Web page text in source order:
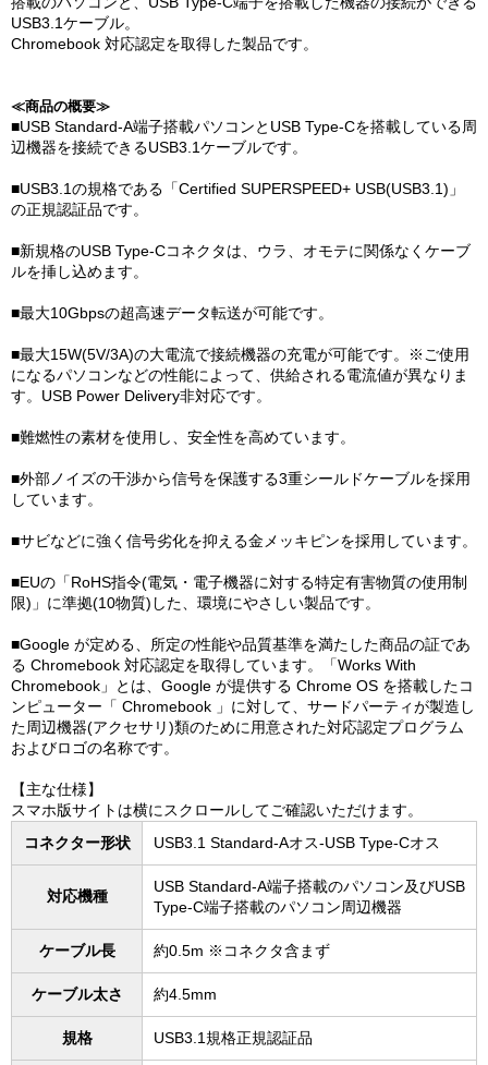
USB3.1ケーブル。
Chromebook 対応認定を取得した製品です。
≪商品の概要≫
■USB Standard-A端子搭載パソコンとUSB Type-Cを搭載している周
辺機器を接続できるUSB3.1ケーブルです。
■USB3.1の規格である「Certified SUPERSPEED+ USB(USB3.1)」
の正規認証品です。
■新規格のUSB Type-Cコネクタは、ウラ、オモテに関係なくケーブ
ルを挿し込めます。
■最大10Gbpsの超高速データ転送が可能です。
■最大15W(5V/3A)の大電流で接続機器の充電が可能です。※ご使用
になるパソコンなどの性能によって、供給される電流値が異なりま
す。USB Power Delivery非対応です。
■難燃性の素材を使用し、安全性を高めています。
■外部ノイズの干渉から信号を保護する3重シールドケーブルを採用
しています。
■サビなどに強く信号劣化を抑える金メッキピンを採用しています。
■EUの「RoHS指令(電気・電子機器に対する特定有害物質の使用制
限)」に準拠(10物質)した、環境にやさしい製品です。
■Google が定める、所定の性能や品質基準を満たした商品の証であ
る Chromebook 対応認定を取得しています。「Works With
Chromebook」とは、Google が提供する Chrome OS を搭載したコ
ンピューター「 Chromebook 」に対して、サードパーティが製造し
た周辺機器(アクセサリ)類のために用意された対応認定プログラム
およびロゴの名称です。
【主な仕様】
スマホ版サイトは横にスクロールしてご確認いただけます。
コネクター形状
USB3.1 Standard-Aオス-USB Type-Cオス
対応機種
USB Standard-A端子搭載のパソコン及びUSB
Type-C端子搭載のパソコン周辺機器
ケーブル長 約0.5m ※コネクタ含まず
ケーブル太さ 約4.5mm
規格 USB3.1規格正規認証品